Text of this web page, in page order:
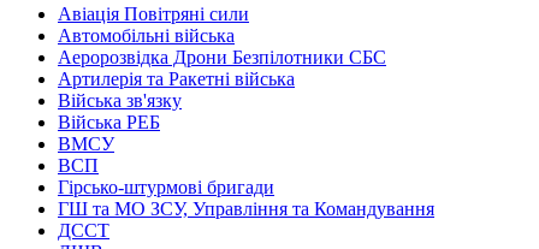
Авіація Повітряні сили
Автомобільні війська
Аеророзвідка Дрони Безпілотники СБС
Артилерія та Ракетні війська
Війська зв'язку
Війська РЕБ
ВМСУ
ВСП
Гірсько-штурмові бригади
ГШ та МО ЗСУ, Управління та Командування
ДССТ